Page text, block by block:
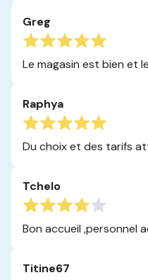
Greg
Le magasin est bien et
Raphya
Du choix et des tarifs
Tchelo
Bon accueil ,personnel
Titine67